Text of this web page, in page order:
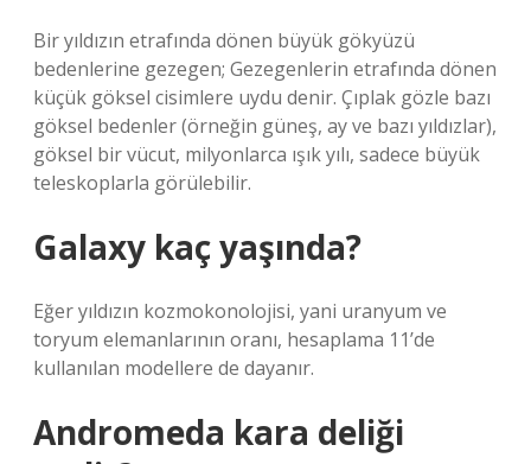
Bir yıldızın etrafında dönen büyük gökyüzü
bedenlerine gezegen; Gezegenlerin etrafında dönen
küçük göksel cisimlere uydu denir. Çıplak gözle bazı
göksel bedenler (örneğin güneş, ay ve bazı yıldızlar),
göksel bir vücut, milyonlarca ışık yılı, sadece büyük
teleskoplarla görülebilir.
Galaxy kaç yaşında?
Eğer yıldızın kozmokonolojisi, yani uranyum ve
toryum elemanlarının oranı, hesaplama 11’de
kullanılan modellere de dayanır.
Andromeda kara deliği